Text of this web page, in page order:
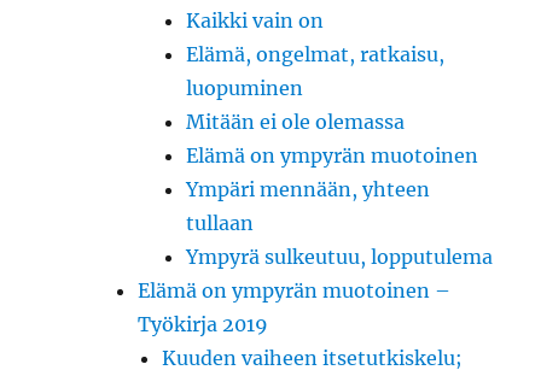
Kaikki vain on
Elämä, ongelmat, ratkaisu,
luopuminen
Mitään ei ole olemassa
Elämä on ympyrän muotoinen
Ympäri mennään, yhteen
tullaan
Ympyrä sulkeutuu, lopputulema
Elämä on ympyrän muotoinen –
Työkirja 2019
Kuuden vaiheen itsetutkiskelu;